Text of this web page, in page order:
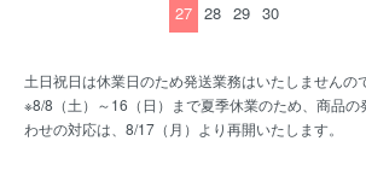
27 28 29 30
土日祝日は休業日のため発送業務はいたしませんの
※8/8（土）～16（日）まで夏季休業のため、商品の
わせの対応は、8/17（月）より再開いたします。